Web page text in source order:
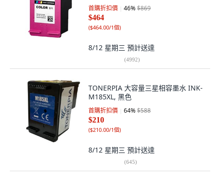
首購折扣價 46%$869
$464
($464.00/1個)
8/12 星期三 預計送達
(4992)
TONERPIA 大容量三星相容墨水 INK-
M185XL, 黑色
首購折扣價 64%$588
$210
($210.00/1個)
8/12 星期三 預計送達
(645)